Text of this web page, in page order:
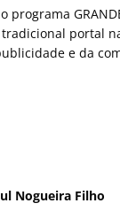
programa
tradicional portal
e da
Nogueira Filho